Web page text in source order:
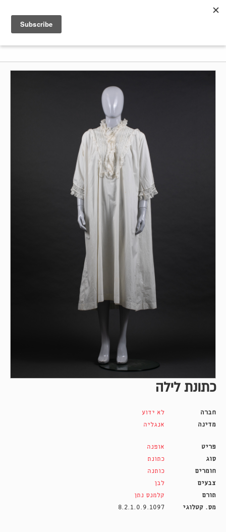
כתונת לילה
חברה
לא ידוע
מדינה
אנגליה
פריט
אופנה
סוג
כתונת
חומרים
כותנה
צבעים
לבן
תורם
קלמנס נתן
מס. קטלוגי
8.2.1.0.9.1097